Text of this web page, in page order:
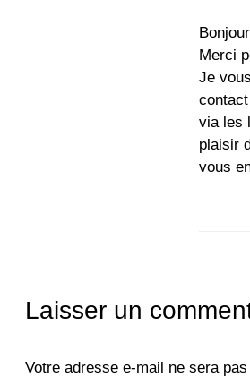
Merci
Je
via les
plaisir
vous
Laisser un
Votre adresse e-mail ne sera